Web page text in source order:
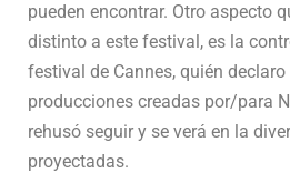
pueden encontrar. Otro aspecto
distinto a este festival, es la
festival de Cannes, quién
producciones creadas por/para
rehusó seguir y se verá en la
proyectadas.